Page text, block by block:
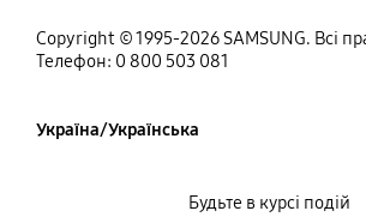
Copyright © 1995-2026 SAMSUNG. Всі
Телефон: 0 800 503 081
Україна/Українська
Будьте в курсі подій